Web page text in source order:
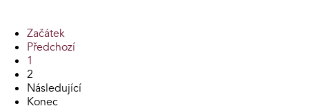
Začátek
Předchozí
1
2
Následující
Konec